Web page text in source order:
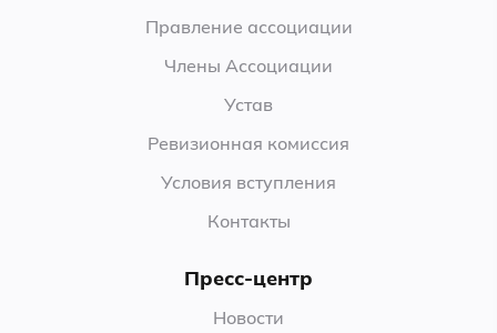
Правление ассоциации
Члены Ассоциации
Устав
Ревизионная комиссия
Условия вступления
Контакты
Пресс-центр
Новости